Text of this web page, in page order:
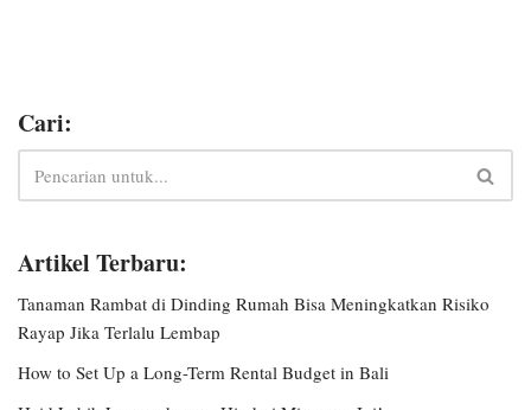
Cari:
Artikel Terbaru:
Tanaman Rambat di Dinding Rumah Bisa Meningkatkan Risiko
Rayap Jika Terlalu Lembap
How to Set Up a Long-Term Rental Budget in Bali